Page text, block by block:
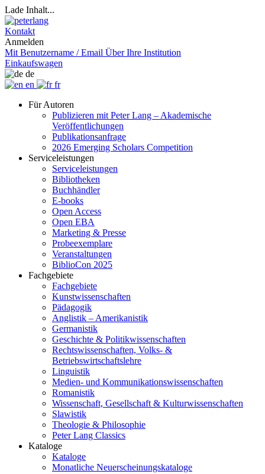
Lade Inhalt...
Kontakt
Anmelden
Mit Benutzername / Email Über Ihre Institution
Einkaufswagen
de
en
fr
Für Autoren
Publizieren mit Peter Lang – Akademische
Veröffentlichungen
Publikationsanfrage
2026 Emerging Scholars Competition
Serviceleistungen
Serviceleistungen
Bibliotheken
Buchhändler
E-books
Open Access
Open EBA
Marketing & Presse
Probeexemplare
Veranstaltungen
BiblioCon 2025
Fachgebiete
Fachgebiete
Kunstwissenschaften
Pädagogik
Anglistik – Amerikanistik
Germanistik
Geschichte & Politikwissenschaften
Rechtswissenschaften, Volks- &
Betriebswirtschaftslehre
Linguistik
Medien- und Kommunikationswissenschaften
Romanistik
Wissenschaft, Gesellschaft & Kulturwissenschaften
Slawistik
Theologie & Philosophie
Peter Lang Classics
Kataloge
Kataloge
Monatliche Neuerscheinungskataloge